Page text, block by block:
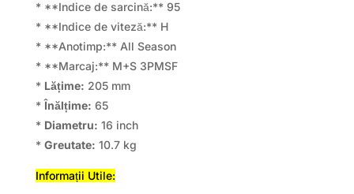
* **Indice de sarcină:** 95
* **Indice de viteză:** H
* **Anotimp:** All Season
* **Marcaj:** M+S 3PMSF
* Lățime: 205 mm
*Înălțime: 65
* Diametru: 16 inch
* Greutate: 10.7 kg
Informații Utile: